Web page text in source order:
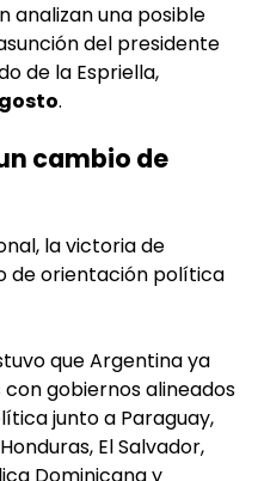
analizan una posible
del presidente
de la Espriella,
.
cambio de
la victoria de
de orientación política
que Argentina ya
gobiernos alineados
junto a Paraguay,
El Salvador,